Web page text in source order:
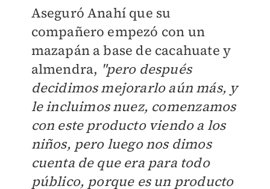
Aseguró Anahí que su
compañero empezó con un
mazapán a base de cacahuate y
almendra, "pero después
decidimos mejorarlo aún más, y
le incluimos nuez, comenzamos
con este producto viendo a los
niños, pero luego nos dimos
cuenta de que era para todo
público, porque es un producto